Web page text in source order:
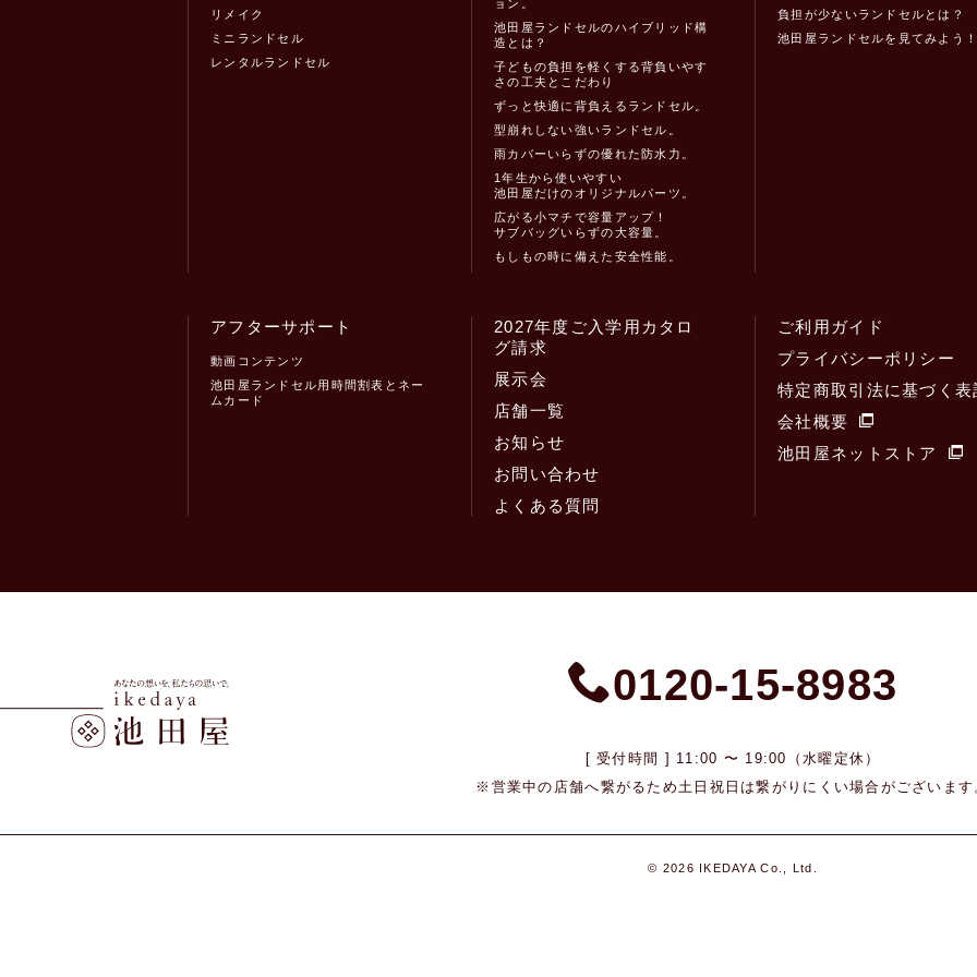
リメイク
ミニランドセル
レンタルランドセル
ョン。
池田屋ランドセルのハイブリッド構
造とは？
子どもの負担を軽くする背負いやす
さの工夫とこだわり
ずっと快適に背負えるランドセル。
型崩れしない強いランドセル。
雨カバーいらずの優れた防水力。
1年生から使いやすい
池田屋だけのオリジナルパーツ。
広がる小マチで容量アップ！
サブバッグいらずの大容量。
もしもの時に備えた安全性能。
負担が少ないランドセルとは？
池田屋ランドセルを見てみよう
アフターサポート
動画コンテンツ
池田屋ランドセル用時間割表とネー
ムカード
2027年度ご入学用カタロ
グ請求
展示会
店舗一覧
お知らせ
お問い合わせ
よくある質問
ご利用ガイド
プライバシーポリシー
特定商取引法に基づく表
会社概要
池田屋ネットストア
0120-15-8983
[ 受付時間 ] 11:00 〜 19:00（水曜定休）
※営業中の店舗へ繋がるため土日祝日は繋がりにくい場合がございます
© 2026 IKEDAYA Co., Ltd.